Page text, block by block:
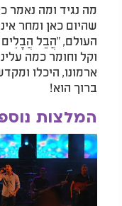
מה נגיד ומה נאמר
שהיום כאן ומחר
העולם, "הֲבֵל
וקל וחומר כמה
ארמונו, היכלו
ברוך הוא!
המלצות